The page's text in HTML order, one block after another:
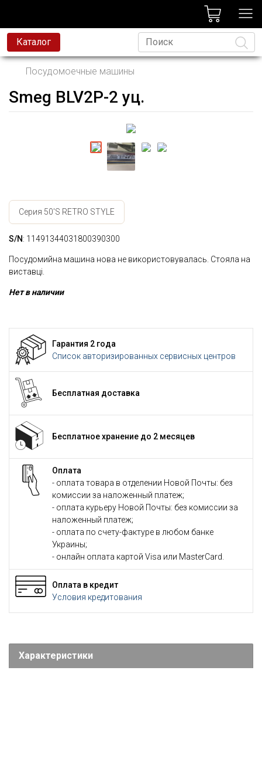
Каталог
Посудомоечные машины
Smeg BLV2P-2 уц.
Серия 50'S RETRO STYLE
S/N: 11491344031800390300
Посудомийна машина нова не використовувалась. Стояла на
виставці.
Нет в наличии
Гарантия 2 года
Список авторизированных сервисных центров
Бесплатная доставка
Бесплатное хранение до 2 месяцев
Оплата
- оплата товара в отделении Новой Почты: без
комиссии за наложенный платеж;
- оплата курьеру Новой Почты: без комиссии за
наложенный платеж;
- оплата по счету-фактуре в любом банке
Украины;
- онлайн оплата картой Visa или MasterCard.
Оплата в кредит
Условия кредитования
Характеристики